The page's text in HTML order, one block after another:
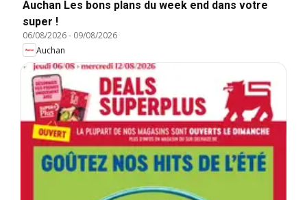
Auchan Les bons plans du week end dans votre
super !
06/08/2026- 09/08/2026
Auchan